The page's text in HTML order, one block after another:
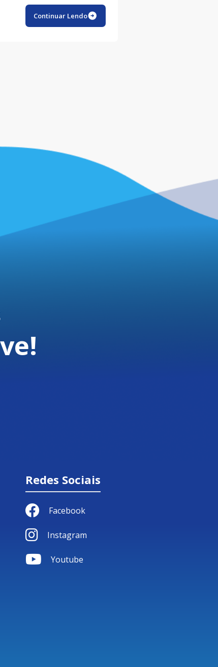
Continuar Lendo
Redes Sociais
Facebook
Instagram
Youtube